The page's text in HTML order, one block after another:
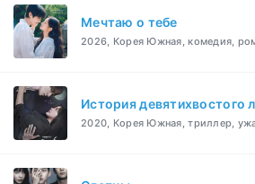
Мечтаю о тебе
2026, Корея Южная, комедия,
История девятихвостого
2020, Корея Южная, триллер,